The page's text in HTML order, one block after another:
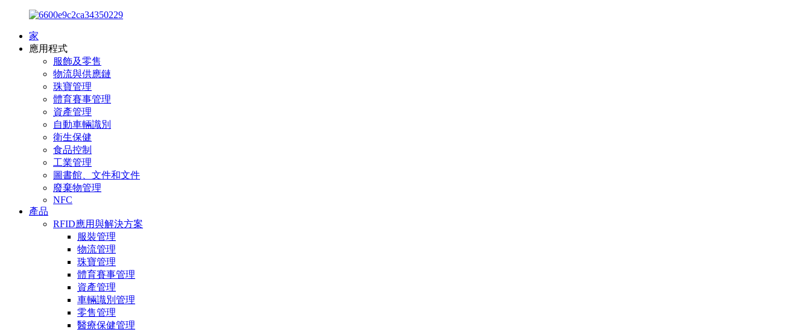
家
應用程式
服飾及零售
物流與供應鏈
珠寶管理
體育賽事管理
資產管理
自動車輛識別
衛生保健
食品控制
工業管理
圖書館、文件和文件
廢棄物管理
NFC
產品
RFID應用與解決方案
服裝管理
物流管理
珠寶管理
體育賽事管理
資產管理
車輛識別管理
零售管理
醫療保健管理